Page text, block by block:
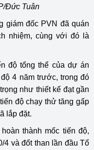
Đức Tuân
giám đốc PVN đã quán
nhiệm, cùng với đó là
độ tổng thể của dự án
4 năm trước, trong đó
như thiết kế đạt gần
độ chạy thử tăng gấp
lắp đặt.
thành mốc tiến độ,
4 và đốt than lần đầu Tổ